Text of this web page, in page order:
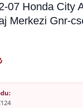
07 Honda City
Merkezi Gnr-